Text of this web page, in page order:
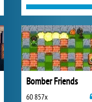
Bomber Friends
60 857x